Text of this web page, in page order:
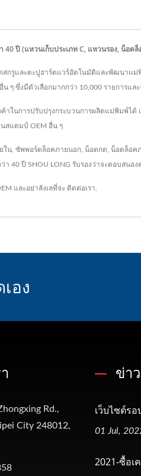
ปี (แหวนเก็บประเภท C, แหวนรอง, น็อต
ตสกรูและตะปูฮาร์ดแวร์อัตโนมัติและพัฒน
ๆ ซึ่งมีตัวเลือกมากกว่า 10,000 รายการแ
นการปรับปรุงกระบวนการผลิตแม่พิมพ์ไ
สแตมป์ OEM อื่น ๆ
น, ซัพพอร์ตล็อคภายนอก, น็อตกด, น็อตล็อ
ปี SHOU LONG รับรองว่าจะตอบสนอง
และอย่าลังเลที่จะ ติดต่อเรา
อง
Rd.,
City 248012,
ข่า
เว็บไซต์รอ
01 Jul,
2021-ซื้อเ